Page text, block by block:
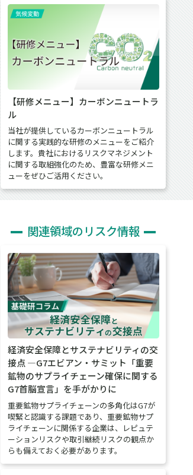
【研修メニュー】カーボンニュートラ
ル
当社が提供しているカーボンニュートラル
に関する実践的な研修のメニューをご紹介
します。貴社におけるリスクマネジメント
に関する取組強化のため、豊富な研修メニ
ューをぜひご活用ください。
関連領域のリスク情報
経済安全保障とサステナビリティの交
接点 ―G7エビアン・サミット「重要
鉱物のサプライチェーン確保に関する
G7首脳宣言」を手がかりに
重要鉱物サプライチェーンの多角化はG7が
喫緊と認識する課題であり、重要鉱物サプ
ライチェーンに関係する企業は、レピュテ
ーションリスクや取引継続リスクの観点か
らも備えておく必要があります。